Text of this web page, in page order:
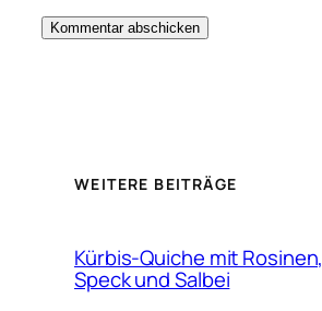
WEITERE BEITRÄGE
Kürbis-Quiche mit Rosinen,
Speck und Salbei